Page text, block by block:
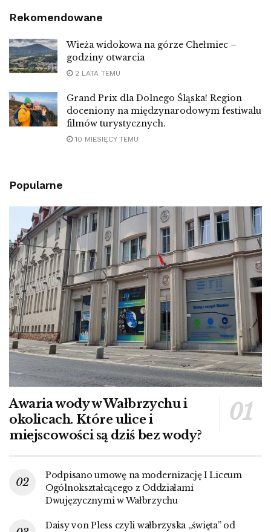
Rekomendowane
Wieża widokowa na górze Chełmiec –
godziny otwarcia
2 LATA TEMU
Grand Prix dla Dolnego Śląska! Region
doceniony na międzynarodowym festiwalu
filmów turystycznych.
10 MIESIĘCY TEMU
Popularne
Awaria wody w Wałbrzychu i
okolicach. Które ulice i
miejscowości są dziś bez wody?
Podpisano umowę na modernizację I Liceum
Ogólnokształcącego z Oddziałami
Dwujęzycznymi w Wałbrzychu
Daisy von Pless czyli wałbrzyska „święta” od